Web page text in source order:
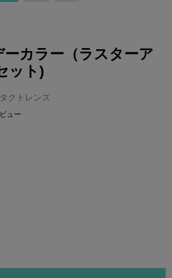
カラー（ラスターア
ット)
クトレンズ
ュー